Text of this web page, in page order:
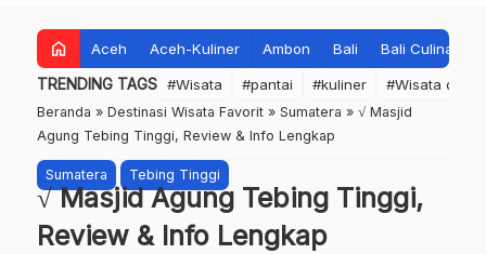
home Aceh Aceh-Kuliner Ambon Bali Bali Culinary
TRENDING TAGS #Wisata #pantai #kuliner #Wisata dan
Beranda » Destinasi Wisata Favorit » Sumatera » √ Masjid
Agung Tebing Tinggi, Review & Info Lengkap
Sumatera Tebing Tinggi
√ Masjid Agung Tebing Tinggi,
Review & Info Lengkap